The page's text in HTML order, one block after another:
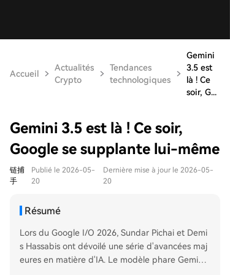
Accueil
Actualités
Crypto
Tendances
technologiques
Gemini
3.5 est
là ! Ce
soir, G...
Gemini 3.5 est là ! Ce soir,
Google se supplante lui-même
链捕
手
Publié le 2026-05-
20
Dernière mise à jour le 2026-05-
20
Résumé
Lors du Google I/O 2026, Sundar Pichai et Demi
s Hassabis ont dévoilé une série d'avancées maj
eures en matière d'IA. Le modèle phare Gemini